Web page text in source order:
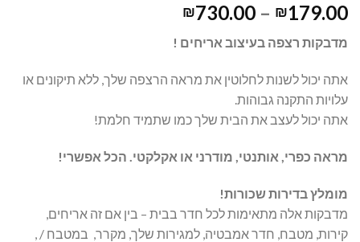
₪179.00
–
₪730.00
מדבקות רצפה בעיצוב אריחים !
אתה יכול לשנות לחלוטין את מראה הרצפה שלך, ללא תיקונים או
עלויות התקנה גבוהות.
אתה יכול לעצב את הבית שלך כמו שתמיד חלמת!
מראה כפרי, אותנטי, מודרני או אקלקטי. הכל אפשרי!
מומלץ בדירות שכורות!
מדבקות אלה מתאימות לכל חדר בבית – בין אם זה אריחים,
קירות, מטבח, חדר אמבטיה, למגירות שלך, מקרר, במטבח / ,